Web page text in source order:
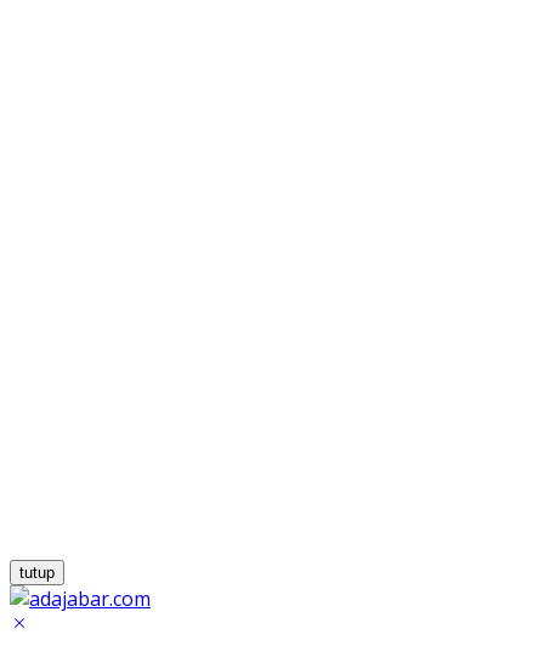
tutup